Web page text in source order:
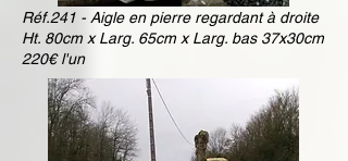
Réf.241 - Aigle en pierre regardant à droite
Ht. 80cm x Larg. 65cm x Larg. bas 37x30cm
220€ l'un